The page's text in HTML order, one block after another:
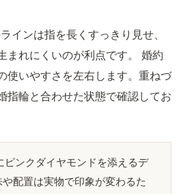
インは指を長くすっきり見せ、
まれにくいのが利点です。 婚約
使いやすさを左右します。重ねづ
指輪と合わせた状態で確認してお
ピンクダイヤモンドを添えるデ
配置は実物で印象が変わるた